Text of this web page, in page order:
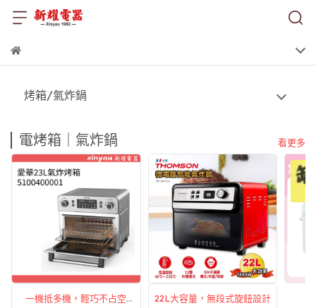
烤箱/氣炸鍋
電烤箱｜氣炸鍋 看更多
一機抵多機，輕巧不占空
22L大容量，無段式旋鈕設計